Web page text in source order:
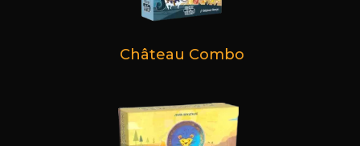
Château Combo